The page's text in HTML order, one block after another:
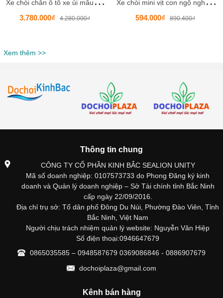
3.780.000₫ 4.280.000₫ 594.000₫ 890.400₫
Xem thêm >>
Thông tin chung
CÔNG TY CỔ PHẦN KINH BẮC SEALION UNITY
Mã số doanh nghiệp: 0107573733 do Phong Đăng ký kinh
doanh và Quản lý doanh nghiệp – Sở Tài chính tỉnh Bắc Ninh
cấp ngày 22/09/2016.
Địa chỉ trụ sở: Tổ dân phố Đông Du Núi, Phường Đào Viên, Tỉnh
Bắc Ninh, Việt Nam
Người chịu trách nhiệm quản lý website: Nguyễn Văn Hiệp
Số điện thoại:0946647679
0865035585 – 0948587679 0369086846 - 0886907679
dochoiplaza@gmail.com
Kênh bán hàng